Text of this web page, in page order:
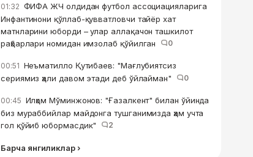
01:32 ФИФА ЖЧ олдидан футбол ассоциацияларига
Инфантинони қўллаб-қувватловчи тайёр хат
матнларини юборди – улар аллақачон ташкилот
раҳбарлари номидан имзолаб қўйилган
0
00:51 Неъматилло Қутибаев: "Мағлубиятсиз
сериямиз ҳали давом этади деб ўйлайман"
0
00:45 Илҳом Мўминжонов: "Ғазалкент" билан ўйинда
биз мураббийлар майдонга тушганимизда ҳам учта
гол қўйиб юбормасдик"
2
Барча янгиликлар ›